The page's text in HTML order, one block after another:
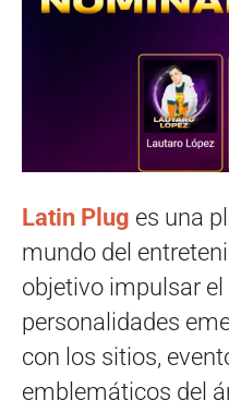
Latin Plug es una
mundo del
objetivo impulsar
personalidades
con los sitios,
emblemáticos del